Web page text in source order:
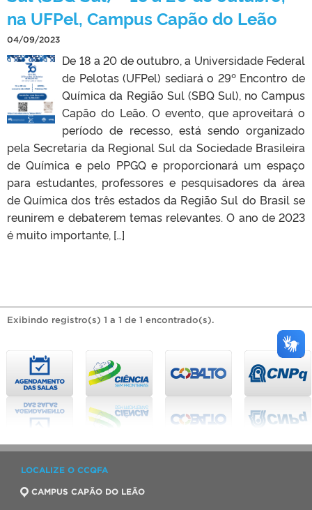
na UFPel, Campus Capão do Leão
04/09/2023
De 18 a 20 de outubro, a Universidade Federal
de Pelotas (UFPel) sediará o 29º Encontro de
Química da Região Sul (SBQ Sul), no Campus
Capão do Leão. O evento, que aproveitará o
período de recesso, está sendo organizado
pela Secretaria da Regional Sul da Sociedade Brasileira
de Química e pelo PPGQ e proporcionará um espaço
para estudantes, professores e pesquisadores da área
de Química dos três estados da Região Sul do Brasil se
reunirem e debaterem temas relevantes. O ano de 2023
é muito importante, […]
Exibindo registro(s) 1 a 1 de 1 encontrado(s).
LOCALIZE O CCQFA
CAMPUS CAPÃO DO LEÃO